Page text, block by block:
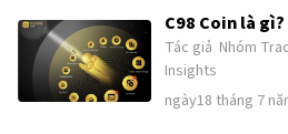
C98 Coin là
tương lai
Tác giả Nhóm
Insights
ngày18 tháng 7